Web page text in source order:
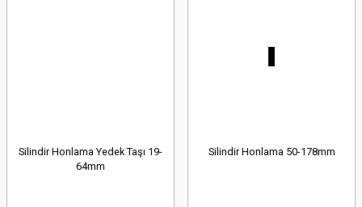
Silindir Honlama Yedek Taşı 19-
64mm
Silindir Honlama 50-178mm